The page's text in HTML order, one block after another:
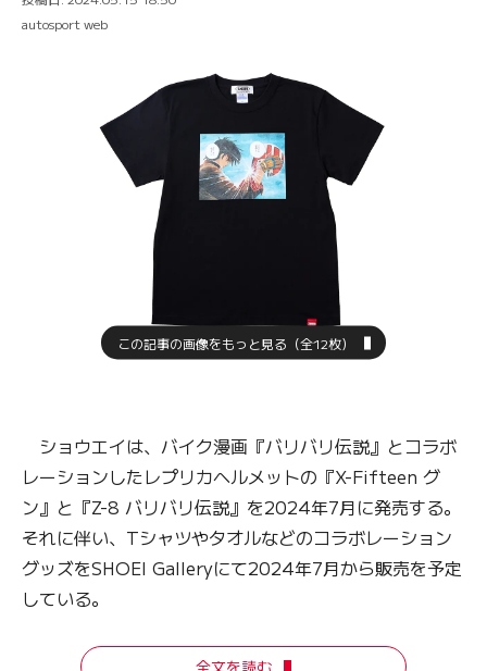
autosport web
この記事の画像をもっと見る（全12枚）
ショウエイは、バイク漫画『バリバリ伝説』とコラボ
レーションしたレプリカヘルメットの『X-Fifteen グ
ン』と『Z-8 バリバリ伝説』を2024年7月に発売する。
それに伴い、Tシャツやタオルなどのコラボレーション
グッズをSHOEI Galleryにて2024年7月から販売を予定
している。